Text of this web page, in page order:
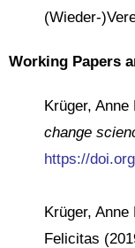
(Wieder-
Working Papers
Krüger, Anne
change
https://
Krüger,
Felicitas